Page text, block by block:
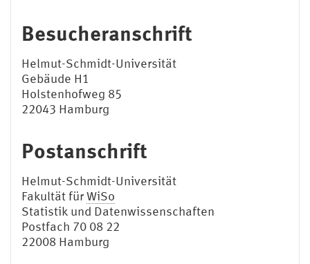
Besucheranschrift
Helmut-Schmidt-Universität
Gebäude H1
Holstenhofweg 85
22043 Hamburg
Postanschrift
Helmut-Schmidt-Universität
Fakultät fürWiSo
Statistik und Datenwissenschaften
Postfach 70 08 22
22008 Hamburg